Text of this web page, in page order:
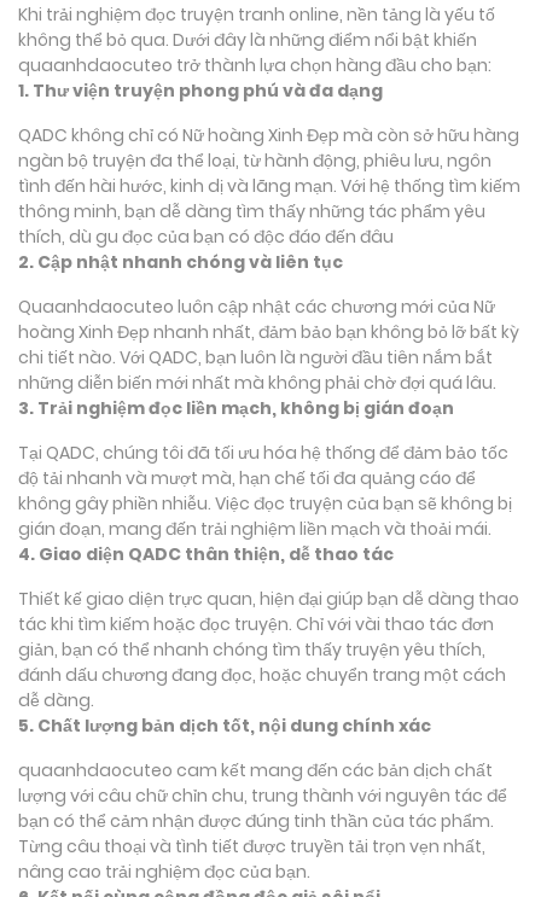
Khi trải nghiệm đọc truyện tranh online, nền tảng là yếu tố
không thể bỏ qua. Dưới đây là những điểm nổi bật khiến
quaanhdaocuteo trở thành lựa chọn hàng đầu cho bạn:
1. Thư viện truyện phong phú và đa dạng
QADC không chỉ có Nữ hoàng Xinh Đẹp mà còn sở hữu hàng
ngàn bộ truyện đa thể loại, từ hành động, phiêu lưu, ngôn
tình đến hài hước, kinh dị và lãng mạn. Với hệ thống tìm kiếm
thông minh, bạn dễ dàng tìm thấy những tác phẩm yêu
thích, dù gu đọc của bạn có độc đáo đến đâu
2. Cập nhật nhanh chóng và liên tục
Quaanhdaocuteo luôn cập nhật các chương mới của Nữ
hoàng Xinh Đẹp nhanh nhất, đảm bảo bạn không bỏ lỡ bất kỳ
chi tiết nào. Với QADC, bạn luôn là người đầu tiên nắm bắt
những diễn biến mới nhất mà không phải chờ đợi quá lâu.
3. Trải nghiệm đọc liền mạch, không bị gián đoạn
Tại QADC, chúng tôi đã tối ưu hóa hệ thống để đảm bảo tốc
độ tải nhanh và mượt mà, hạn chế tối đa quảng cáo để
không gây phiền nhiễu. Việc đọc truyện của bạn sẽ không bị
gián đoạn, mang đến trải nghiệm liền mạch và thoải mái.
4. Giao diện QADC thân thiện, dễ thao tác
Thiết kế giao diện trực quan, hiện đại giúp bạn dễ dàng thao
tác khi tìm kiếm hoặc đọc truyện. Chỉ với vài thao tác đơn
giản, bạn có thể nhanh chóng tìm thấy truyện yêu thích,
đánh dấu chương đang đọc, hoặc chuyển trang một cách
dễ dàng.
5. Chất lượng bản dịch tốt, nội dung chính xác
quaanhdaocuteo cam kết mang đến các bản dịch chất
lượng với câu chữ chỉn chu, trung thành với nguyên tác để
bạn có thể cảm nhận được đúng tinh thần của tác phẩm.
Từng câu thoại và tình tiết được truyền tải trọn vẹn nhất,
nâng cao trải nghiệm đọc của bạn.